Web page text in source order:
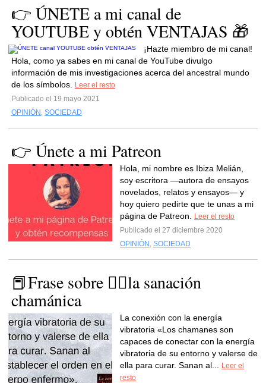
👉 ÚNETE a mi canal de
YOUTUBE y obtén VENTAJAS 🎁
¡Hazte miembro de mi canal!
Hola, como ya sabes en mi canal de YouTube divulgo
información de mis investigaciones acerca del ancestral mundo
de los símbolos.
Leer el resto
Publicado el 19 mayo 2021
OPINIÓN , SOCIEDAD
👉 Únete a mi Patreon
Hola, mi nombre es Ibiza Melián,
soy escritora —autora de ensayos
novelados, relatos y ensayos— y
hoy quiero pedirte que te unas a mi
página de Patreon.
Leer el resto
Publicado el 27 diciembre 2020
OPINIÓN , SOCIEDAD
📕Frase sobre 🧙‍♂️la sanación
chamánica
La conexión con la energía
vibratoria «Los chamanes son
capaces de conectar con la energía
vibratoria de su entorno y valerse de
ella para curar. Sanan al...
Leer el
resto